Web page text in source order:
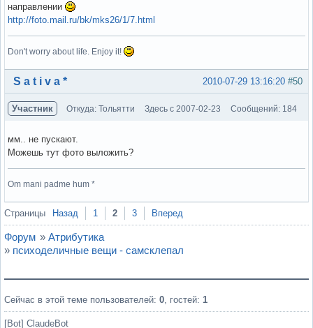
направлении
http://foto.mail.ru/bk/mks26/1/7.html
Don't worry about life. Enjoy it!
Вне форума #50
2010-07-29 13:16:20
S a t i v a *
Участник Откуда: Тольятти Здесь с 2007-02-23 Сообщений: 184
мм.. не пускают.
Можешь тут фото выложить?
Om mani padme hum *
Вне форума
Страницы Назад 1 2 3 Вперед
Форум » Атрибутика
» психоделичные вещи - самсклепал
Сейчас в этой теме пользователей: 0 , гостей: 1
[Bot] ClaudeBot